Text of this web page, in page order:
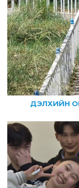
ДЭЛХИЙН